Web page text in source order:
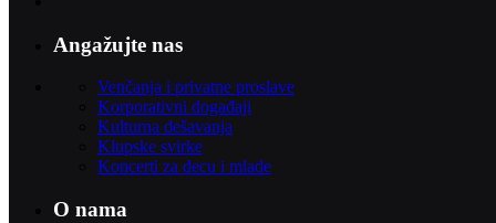
Angažujte nas
Venčanja i privatne proslave
Korporativni događaji
Kulturna dešavanja
Klupske svirke
Koncerti za decu i mlade
O nama